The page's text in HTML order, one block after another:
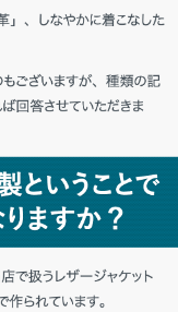
ます。」